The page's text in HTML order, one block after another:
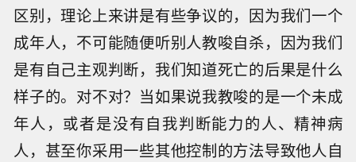
区别，理论上来讲是有些争议的，因为我们一个
成年人，不可能随便听别人教唆自杀，因为我们
是有自己主观判断，我们知道死亡的后果是什么
样子的。对不对？当如果说我教唆的是一个未成
年人，或者是没有自我判断能力的人、精神病
人，甚至你采用一些其他控制的方法导致他人自